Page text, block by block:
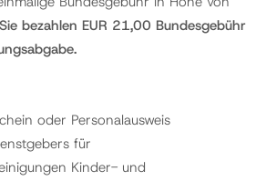
bezahlen EUR 21,00 Bundesgebühr
oder Personalausweis
für
Kinder- und